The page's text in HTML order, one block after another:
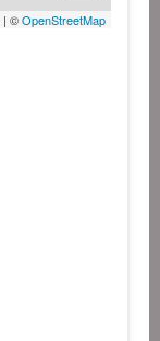
| ©OpenStreetMap